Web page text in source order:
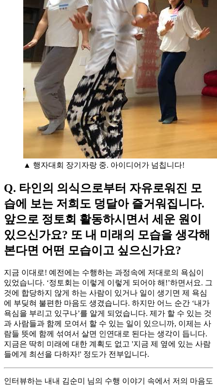
▲ 행자대회 장기자랑 중. 아이디어가 넘칩니다!
Q. 타인의 의식으로부터 자유로워진 모
습에 보는 저희도 덩달아 즐거워집니다.
앞으로 정토회 활동하시면서 세운 원이
있으신가요? 또 내 미래의 모습을 생각해
본다면 어떤 모습이고 싶으신가요?
지금 이대로! 예전에는 수행하는 과정속에 저대로의 욕심이
있었습니다. ‘정토회는 이렇게 이렇게 되어야 해!’하면서요. 그
것에 합당하지 않게 하는 사람이 있거나 일이 생기면 제 욕심
에 부딪혀 불편한 마음도 생겼습니다. 하지만 어느 순간 ‘내가
욕심을 부리고 있구나’를 알게 되었습니다. 제가 할 수 있는 것
과 사람들과 함께 모여서 할 수 있는 일이 있으니까, 이제는 사
람들 뜻에 함께 섞여서 살면 인연대로 된다는 생각이 듭니다.
지금은 딱히 미래에 대한 계획도 없고 '지금 제 옆에 있는 사람
들에게 최선을 다하자!' 정도가 전부입니다.
인터뷰하는 내내 김순미 님의 수행 이야기 속에서 저의 마음도